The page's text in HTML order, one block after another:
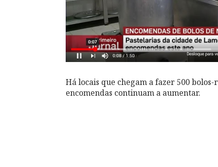
Há locais que chegam a fazer 500
encomendas continuam a aumentar.